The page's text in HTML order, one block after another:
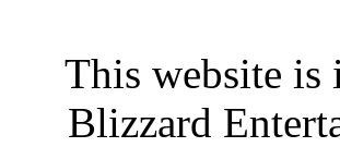
This website is
Blizzard